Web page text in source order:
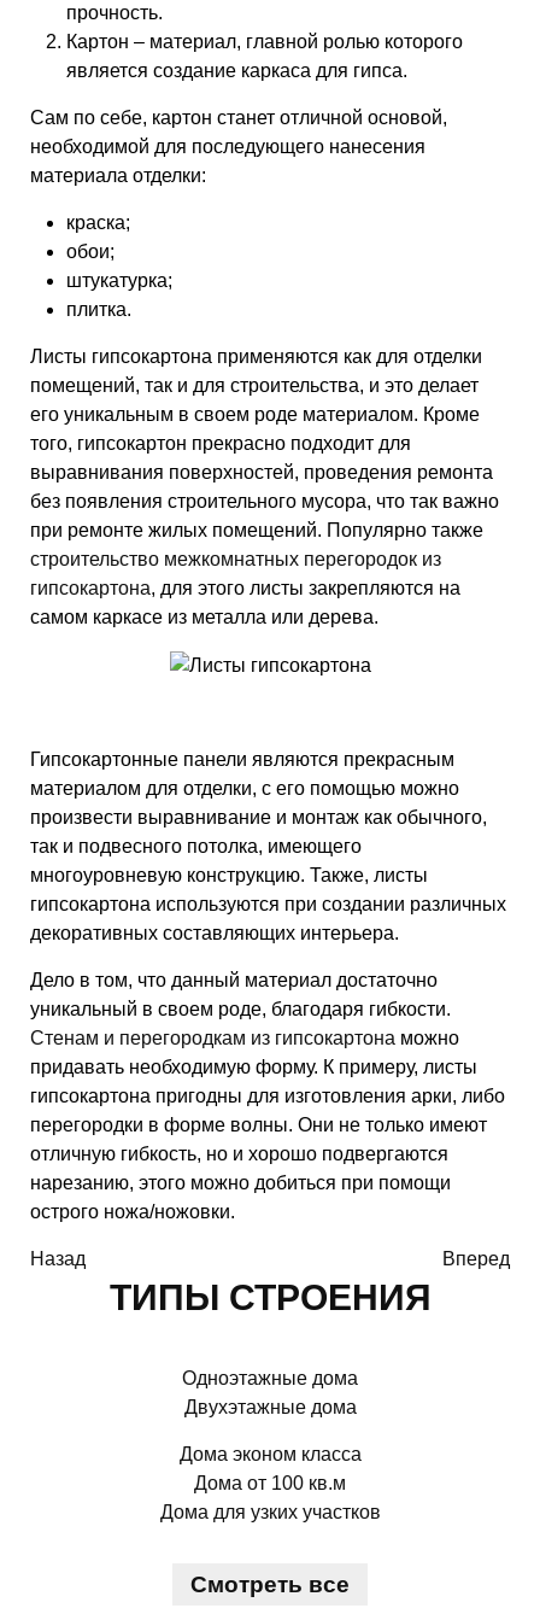
прочность.
Картон – материал, главной ролью которого
является создание каркаса для гипса.
Сам по себе, картон станет отличной основой,
необходимой для последующего нанесения
материала отделки:
краска;
обои;
штукатурка;
плитка.
Листы гипсокартона применяются как для отделки
помещений, так и для строительства, и это делает
его уникальным в своем роде материалом. Кроме
того, гипсокартон прекрасно подходит для
выравнивания поверхностей, проведения ремонта
без появления строительного мусора, что так важно
при ремонте жилых помещений. Популярно также
строительство межкомнатных перегородок из
гипсокартона, для этого листы закрепляются на
самом каркасе из металла или дерева.
Гипсокартонные панели являются прекрасным
материалом для отделки, с его помощью можно
произвести выравнивание и монтаж как обычного,
так и подвесного потолка, имеющего
многоуровневую конструкцию. Также, листы
гипсокартона используются при создании различных
декоративных составляющих интерьера.
Дело в том, что данный материал достаточно
уникальный в своем роде, благодаря гибкости.
Стенам и перегородкам из гипсокартона можно
придавать необходимую форму. К примеру, листы
гипсокартона пригодны для изготовления арки, либо
перегородки в форме волны. Они не только имеют
отличную гибкость, но и хорошо подвергаются
нарезанию, этого можно добиться при помощи
острого ножа/ножовки.
Назад Вперед
ТИПЫ СТРОЕНИЯ
Одноэтажные дома
Двухэтажные дома
Дома эконом класса
Дома от 100 кв.м
Дома для узких участков
Смотреть все